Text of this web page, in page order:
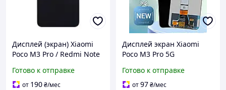
Дисплей (экран) Xiaomi
Poco M3 Pro / Redmi Note
сенсорным стеклом, Без
рамки, Черный
Готово к отправке
от 190₴/мес
Дисплей экран Xiaomi
Poco M3 Pro 5G
сенсор в сборе, Модуль
Ксиоми Поко М3 Про
Готово к отправке
от97₴/мес